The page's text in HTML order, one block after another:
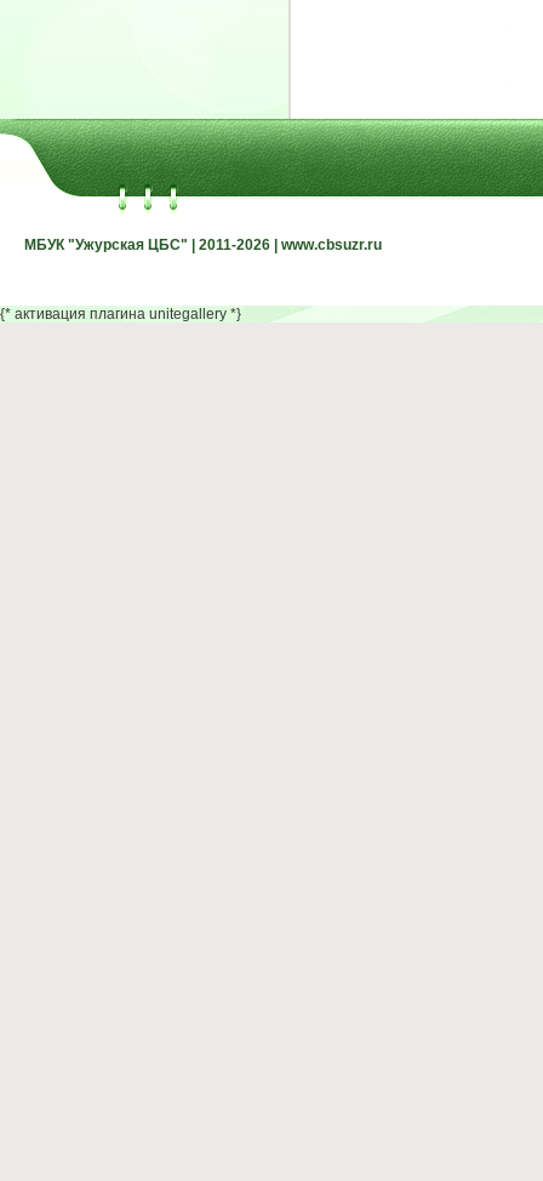
МБУК "Ужурская ЦБС" | 2011-2026 | www.cbsuzr.ru
МБУК "Ужурская ЦБС" | 2011-2026 | www.cbsuzr.ru
{* активация плагина unitegallery *}